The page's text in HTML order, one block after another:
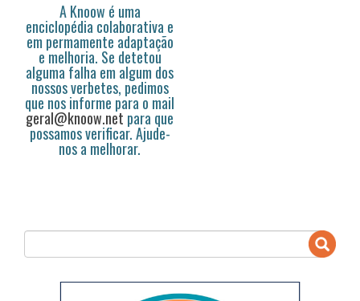
A Knoow é uma
enciclopédia colaborativa e
em permamente adaptação
e melhoria. Se detetou
alguma falha em algum dos
nossos verbetes, pedimos
que nos informe para o mail
geral@knoow.net para que
possamos verificar. Ajude-
nos a melhorar.